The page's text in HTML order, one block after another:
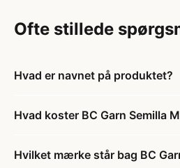
Ofte stillede
Hvad er navnet på produktet?
Hvad koster BC Garn Semilla
Hvilket mærke står bag BC